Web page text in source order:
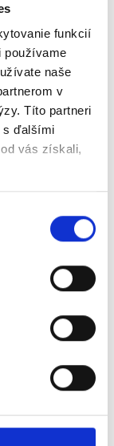
funkcií
používame
naše
v
Títo partneri
s ďalšími
vás získali,
ktoré v
prekračujú
sú
zákazníci s
a
že u nás